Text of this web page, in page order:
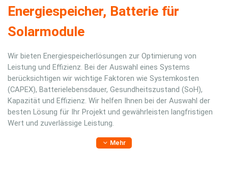
Energiespeicher, Batterie für
Solarmodule
Wir bieten Energiespeicherlösungen zur Optimierung von
Leistung und Effizienz. Bei der Auswahl eines Systems
berücksichtigen wir wichtige Faktoren wie Systemkosten
(CAPEX), Batterielebensdauer, Gesundheitszustand (SoH),
Kapazität und Effizienz. Wir helfen Ihnen bei der Auswahl der
besten Lösung für Ihr Projekt und gewährleisten langfristigen
Wert und zuverlässige Leistung.
Mehr